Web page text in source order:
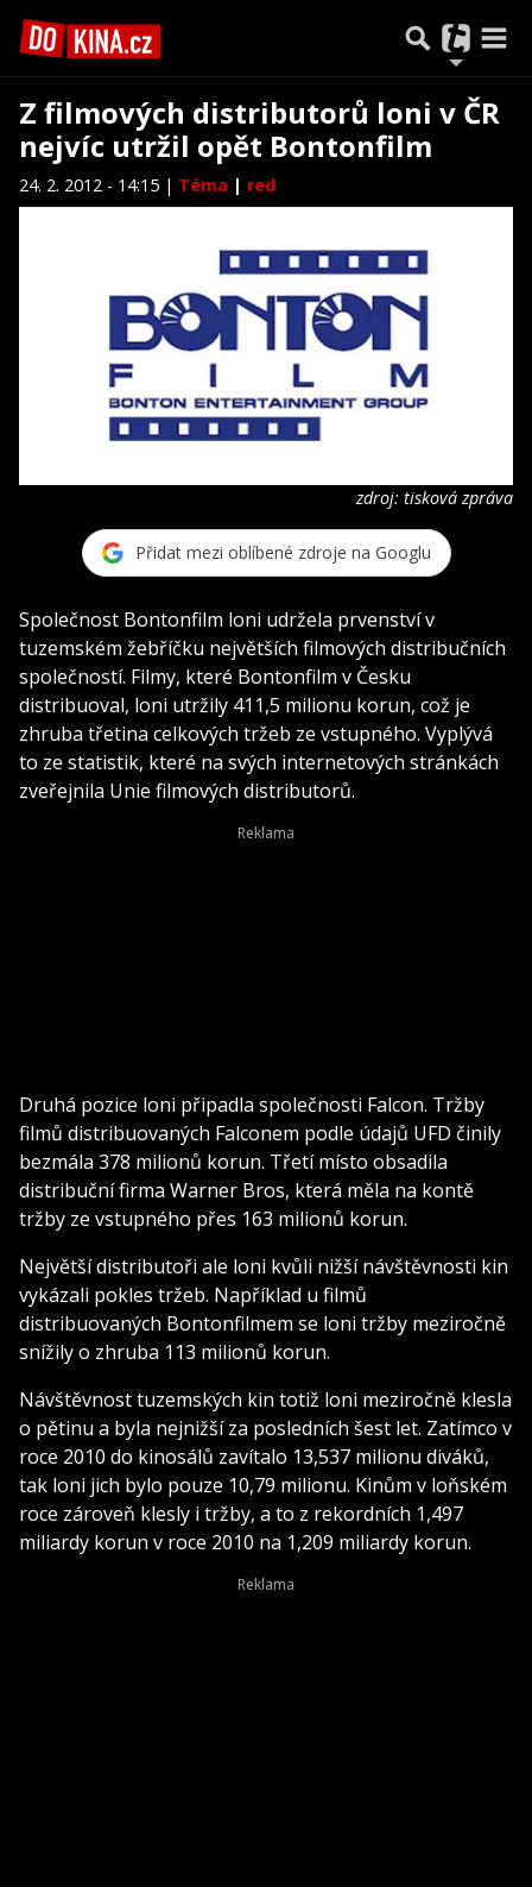
Z filmových distributorů loni v ČR
nejvíc utržil opět Bontonfilm
24. 2. 2012 - 14:15 | Téma | red
zdroj: tisková zpráva
Přidat mezi oblíbené zdroje na Googlu
Společnost Bontonfilm loni udržela prvenství v
tuzemském žebříčku největších filmových distribučních
společností. Filmy, které Bontonfilm v Česku
distribuoval, loni utržily 411,5 milionu korun, což je
zhruba třetina celkových tržeb ze vstupného. Vyplývá
to ze statistik, které na svých internetových stránkách
zveřejnila Unie filmových distributorů.
Druhá pozice loni připadla společnosti Falcon. Tržby
filmů distribuovaných Falconem podle údajů UFD činily
bezmála 378 milionů korun. Třetí místo obsadila
distribuční firma Warner Bros, která měla na kontě
tržby ze vstupného přes 163 milionů korun.
Největší distributoři ale loni kvůli nižší návštěvnosti kin
vykázali pokles tržeb. Například u filmů
distribuovaných Bontonfilmem se loni tržby meziročně
snížily o zhruba 113 milionů korun.
Návštěvnost tuzemských kin totiž loni meziročně klesla
o pětinu a byla nejnižší za posledních šest let. Zatímco v
roce 2010 do kinosálů zavítalo 13,537 milionu diváků,
tak loni jich bylo pouze 10,79 milionu. Kinům v loňském
roce zároveň klesly i tržby, a to z rekordních 1,497
miliardy korun v roce 2010 na 1,209 miliardy korun.